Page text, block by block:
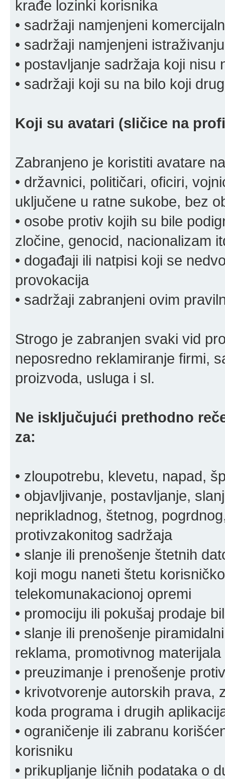
krađe lozinki korisnika
• sadržaji namjenjeni
• sadržaji namjenjeni
• postavljanje sadržaja koji
• sadržaji koji su na bilo koji
Koji su avatari (sličice na
Zabranjeno je koristiti avatare
• državnici, političari, oficiri,
uključene u ratne sukobe, bez
• osobe protiv kojih su bile
zločine, genocid, nacionalizam
• događaji ili natpisi koji se
provokacija
• sadržaji zabranjeni ovim
Strogo je zabranjen svaki vid
neposredno reklamiranje firmi,
proizvoda, usluga i sl.
Ne isključujući prethodno
za:
• zloupotrebu, klevetu, napad,
• objavljivanje, postavljanje,
neprikladnog, štetnog,
protivzakonitog sadržaja
• slanje ili prenošenje štetnih
koji mogu naneti štetu
telekomunakacionoj opremi
• promociju ili pokušaj prodaje
• slanje ili prenošenje
reklama, promotivnog
• preuzimanje i prenošenje
• krivotvorenje autorskih prava,
koda programa i drugih
• ograničenje ili zabranu
korisniku
• prikupljanje ličnih podataka o